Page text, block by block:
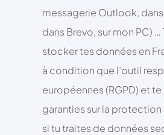
messagerie Outlook,
dans Brevo, sur mon PC)
stocker tes données en
à condition que l’outil
européennes (RGPD) et
garanties sur la
si tu traites de données